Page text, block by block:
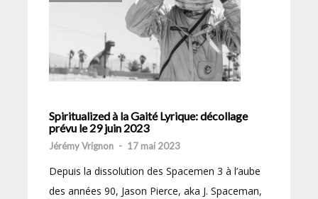
Spiritualized à la Gaité Lyrique: décollage
prévu le 29 juin 2023
Jérémy Vrignon - 17 mai 2023
Depuis la dissolution des Spacemen 3 à l’aube
des années 90, Jason Pierce, aka J. Spaceman,